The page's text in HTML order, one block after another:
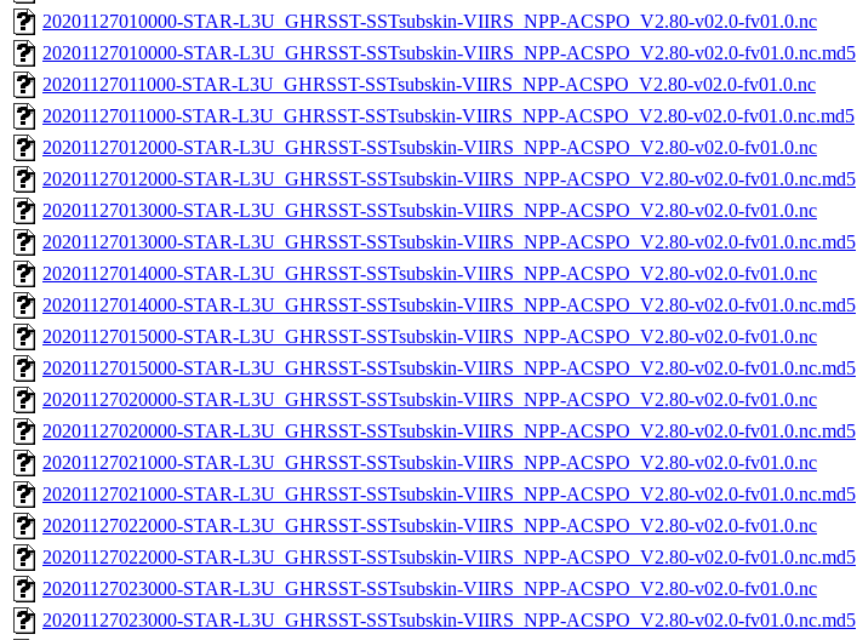
20201127010000-STAR-L3U_GHRSST-SSTsubskin-VIIRS_NPP-ACSPO_V2.80-v02.0-fv01.0.nc
20201127010000-STAR-L3U_GHRSST-SSTsubskin-VIIRS_NPP-ACSPO_V2.80-v02.0-fv01.0.nc.md5
20201127011000-STAR-L3U_GHRSST-SSTsubskin-VIIRS_NPP-ACSPO_V2.80-v02.0-fv01.0.nc
20201127011000-STAR-L3U_GHRSST-SSTsubskin-VIIRS_NPP-ACSPO_V2.80-v02.0-fv01.0.nc.md5
20201127012000-STAR-L3U_GHRSST-SSTsubskin-VIIRS_NPP-ACSPO_V2.80-v02.0-fv01.0.nc
20201127012000-STAR-L3U_GHRSST-SSTsubskin-VIIRS_NPP-ACSPO_V2.80-v02.0-fv01.0.nc.md5
20201127013000-STAR-L3U_GHRSST-SSTsubskin-VIIRS_NPP-ACSPO_V2.80-v02.0-fv01.0.nc
20201127013000-STAR-L3U_GHRSST-SSTsubskin-VIIRS_NPP-ACSPO_V2.80-v02.0-fv01.0.nc.md5
20201127014000-STAR-L3U_GHRSST-SSTsubskin-VIIRS_NPP-ACSPO_V2.80-v02.0-fv01.0.nc
20201127014000-STAR-L3U_GHRSST-SSTsubskin-VIIRS_NPP-ACSPO_V2.80-v02.0-fv01.0.nc.md5
20201127015000-STAR-L3U_GHRSST-SSTsubskin-VIIRS_NPP-ACSPO_V2.80-v02.0-fv01.0.nc
20201127015000-STAR-L3U_GHRSST-SSTsubskin-VIIRS_NPP-ACSPO_V2.80-v02.0-fv01.0.nc.md5
20201127020000-STAR-L3U_GHRSST-SSTsubskin-VIIRS_NPP-ACSPO_V2.80-v02.0-fv01.0.nc
20201127020000-STAR-L3U_GHRSST-SSTsubskin-VIIRS_NPP-ACSPO_V2.80-v02.0-fv01.0.nc.md5
20201127021000-STAR-L3U_GHRSST-SSTsubskin-VIIRS_NPP-ACSPO_V2.80-v02.0-fv01.0.nc
20201127021000-STAR-L3U_GHRSST-SSTsubskin-VIIRS_NPP-ACSPO_V2.80-v02.0-fv01.0.nc.md5
20201127022000-STAR-L3U_GHRSST-SSTsubskin-VIIRS_NPP-ACSPO_V2.80-v02.0-fv01.0.nc
20201127022000-STAR-L3U_GHRSST-SSTsubskin-VIIRS_NPP-ACSPO_V2.80-v02.0-fv01.0.nc.md5
20201127023000-STAR-L3U_GHRSST-SSTsubskin-VIIRS_NPP-ACSPO_V2.80-v02.0-fv01.0.nc
20201127023000-STAR-L3U_GHRSST-SSTsubskin-VIIRS_NPP-ACSPO_V2.80-v02.0-fv01.0.nc.md5